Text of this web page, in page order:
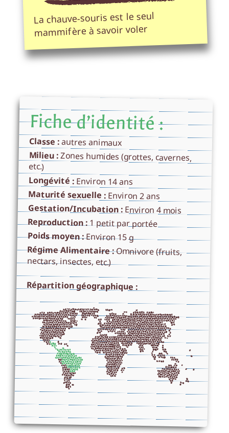
La chauve-souris est le seul
mammifère à savoir voler
Fiche d’identité :
Classe :autres animaux
Milieu :Zones humides (grottes, cavernes,
etc.)
Longévité :Environ 14 ans
Maturité sexuelle :Environ 2 ans
Gestation/Incubation :Environ 4 mois
Reproduction :1 petit par portée
Poids moyen :Environ 15 g
Régime Alimentaire :Omnivore (fruits,
nectars, insectes, etc.)
Répartition géographique :